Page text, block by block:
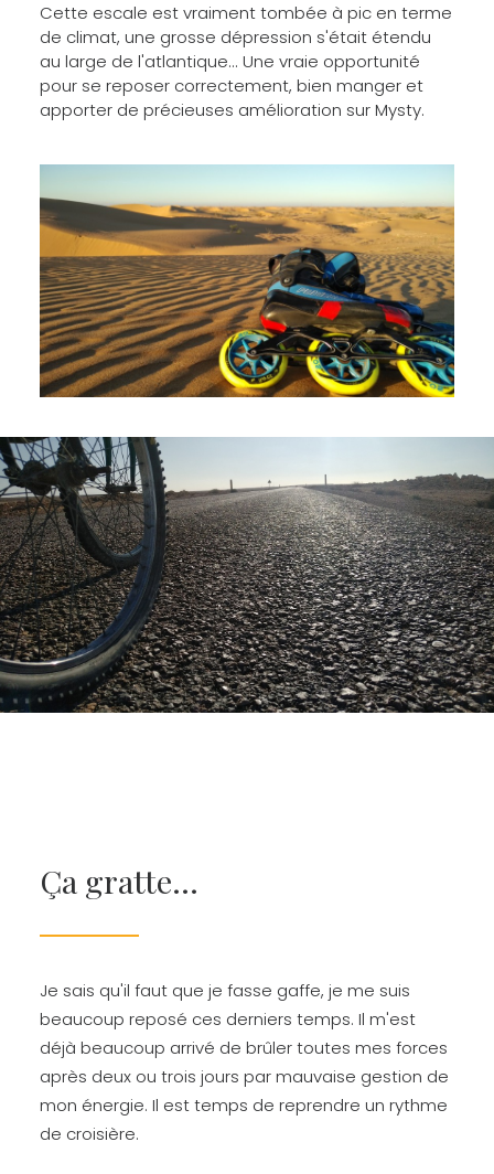
Cette escale est vraiment tombée à pic en terme
de climat, une grosse dépression s'était étendu
au large de l'atlantique... Une vraie opportunité
pour se reposer correctement, bien manger et
apporter de précieuses amélioration sur Mysty.
Ça gratte...
Je sais qu'il faut que je fasse gaffe, je me suis
beaucoup reposé ces derniers temps. Il m'est
déjà beaucoup arrivé de brûler toutes mes forces
après deux ou trois jours par mauvaise gestion de
mon énergie. Il est temps de reprendre un rythme
de croisière.